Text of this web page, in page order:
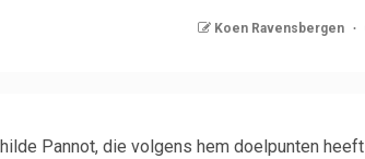
Koen Ravensbergen
Pannot, die volgens hem doelpunten heeft